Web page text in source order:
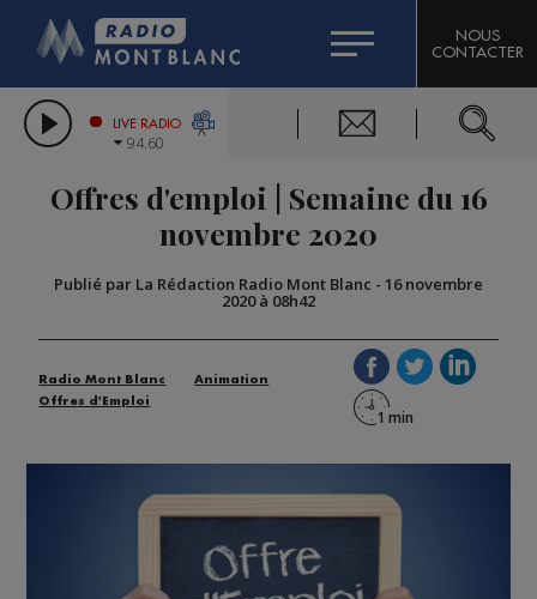
LES CHRONIQUES DE L'EXPERT
CITIZEN MACHINERY
GRAND MASSIF DOMAINES SKIABLES
BIGARD
COMPAGNIE DU MONT-BLANC
NOUS
CONTACTER
LIVE RADIO
94.60
Offres d'emploi | Semaine du 16
novembre 2020
Publié par La Rédaction Radio Mont Blanc - 16 novembre
2020 à 08h42
Radio Mont Blanc
Animation
Offres d'Emploi